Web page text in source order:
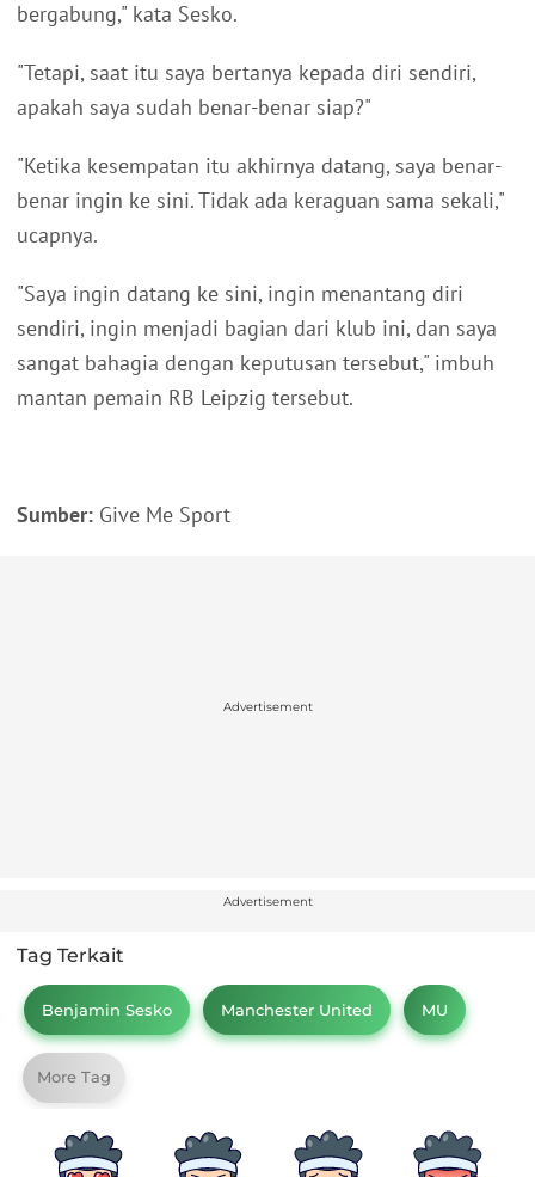
bergabung," kata Sesko.
"Tetapi, saat itu saya bertanya kepada diri sendiri,
apakah saya sudah benar-benar siap?"
"Ketika kesempatan itu akhirnya datang, saya benar-
benar ingin ke sini. Tidak ada keraguan sama sekali,"
ucapnya.
"Saya ingin datang ke sini, ingin menantang diri
sendiri, ingin menjadi bagian dari klub ini, dan saya
sangat bahagia dengan keputusan tersebut," imbuh
mantan pemain RB Leipzig tersebut.
Sumber: Give Me Sport
Advertisement
Advertisement
Tag Terkait
Benjamin Sesko Manchester United MU
More Tag